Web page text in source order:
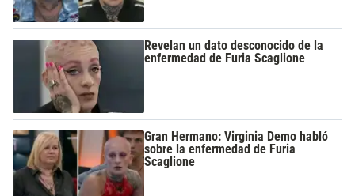
Revelan un dato desconocido de la
enfermedad de Furia Scaglione
Gran Hermano: Virginia Demo habló
sobre la enfermedad de Furia
Scaglione